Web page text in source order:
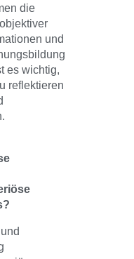
die
und
es wichtig,
reflektieren